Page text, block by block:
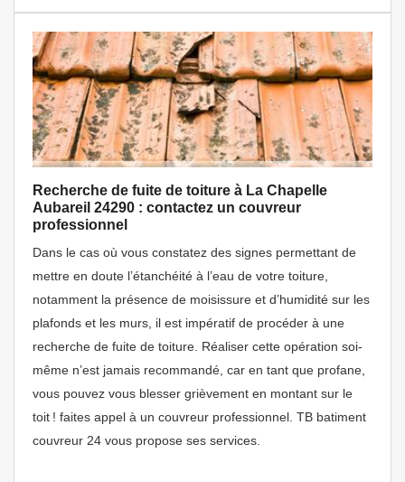
Recherche de fuite de toiture à La Chapelle
Aubareil 24290 : contactez un couvreur
professionnel
Dans le cas où vous constatez des signes permettant de
mettre en doute l’étanchéité à l’eau de votre toiture,
notamment la présence de moisissure et d’humidité sur les
plafonds et les murs, il est impératif de procéder à une
recherche de fuite de toiture. Réaliser cette opération soi-
même n’est jamais recommandé, car en tant que profane,
vous pouvez vous blesser grièvement en montant sur le
toit ! faites appel à un couvreur professionnel. TB batiment
couvreur 24 vous propose ses services.